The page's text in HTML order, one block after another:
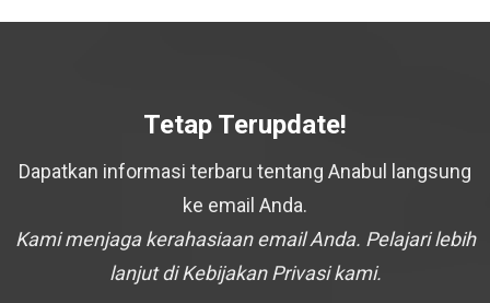
Tetap Terupdate!
Dapatkan informasi terbaru tentang Anabul langsung
ke email Anda.
Kami menjaga kerahasiaan email Anda. Pelajari lebih
lanjut di Kebijakan Privasi kami.